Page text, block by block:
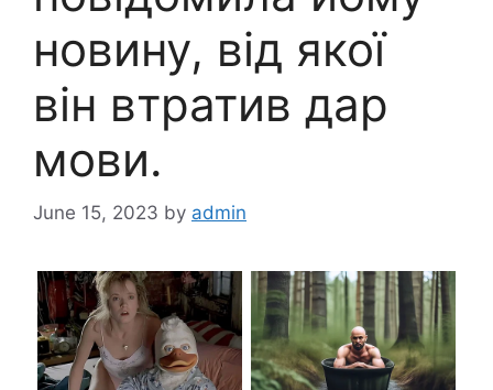
новину, від якої
він втратив дар
мови.
June 15, 2023 by admin